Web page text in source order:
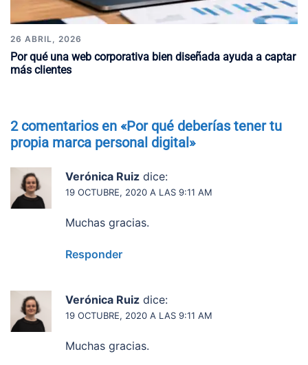
26 ABRIL, 2026
Por qué una web corporativa bien diseñada ayuda a captar
más clientes
2 comentarios en «Por qué deberías tener tu
propia marca personal digital »
Verónica Ruiz dice:
19 OCTUBRE, 2020 A LAS 9:11 AM
Muchas gracias.
Responder
Verónica Ruiz dice:
19 OCTUBRE, 2020 A LAS 9:11 AM
Muchas gracias.